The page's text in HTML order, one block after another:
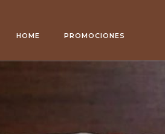
HOME PROMOCIONES